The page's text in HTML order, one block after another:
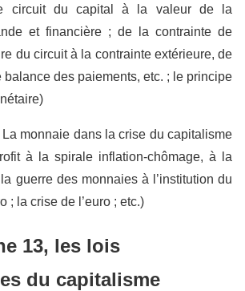
circuit du capital à la valeur de la
et financière ; de la contrainte de
du circuit à la contrainte extérieure, de
balance des paiements, etc. ; le principe
monnaie dans la crise du capitalisme
à la spirale inflation-chômage, à la
guerre des monnaies à l’institution du
; la crise de l’euro ; etc.)
13, les lois
du capitalisme